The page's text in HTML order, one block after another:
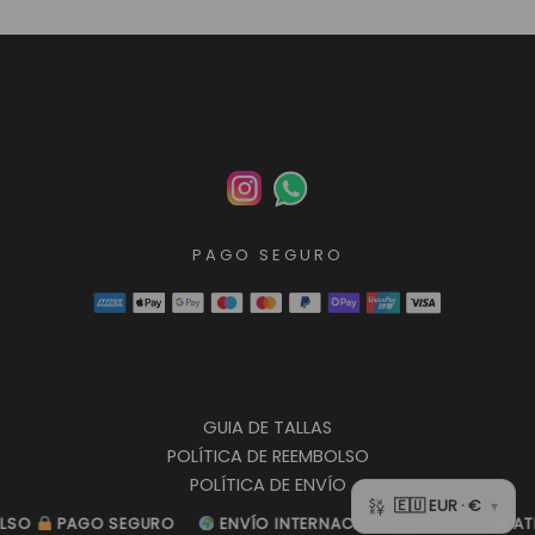
PAGO SEGURO ENVÍO INTERNACIONAL GRATUITO
PAGO SEGURO ENVÍO INTERNACIONAL GRATUITO
PAGO SEGURO
GUIA DE TALLAS
POLÍTICA DE REEMBOLSO
POLÍTICA DE ENVÍO
POLÍTICA DE PRIVACIDAD